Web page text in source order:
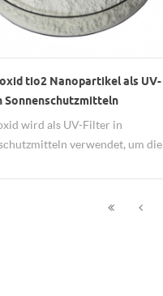
tio2 Nanopartikel als UV-
Sonnenschutzmitteln
wird als UV-Filter in
verwendet, um die
UV-Strahlen, wenn sie